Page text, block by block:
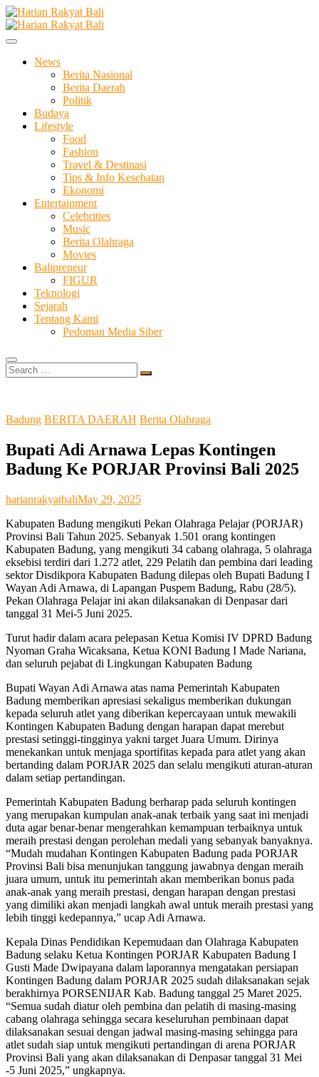
Skip
to
content
Harian Rakyat Bali
Membangun Semangat Kehidupan dan Berbangsa
News
Berita Nasional
Berita Daerah
Politik
Budaya
Lifestyle
Food
Fashion
Travel & Destinasi
Tips & Info Kesehatan
Ekonomi
Entertainment
Celebrities
Music
Berita Olahraga
Movies
Balipreneur
FIGUR
Teknologi
Sejarah
Tentang Kami
Pedoman Media Siber
Search
…
Badung BERITA DAERAH Berita Olahraga
Bupati Adi Arnawa Lepas Kontingen
Badung Ke PORJAR Provinsi Bali 2025
harianrakyatbaliMay 29, 2025
Kabupaten Badung mengikuti Pekan Olahraga Pelajar (PORJAR)
Provinsi Bali Tahun 2025. Sebanyak 1.501 orang kontingen
Kabupaten Badung, yang mengikuti 34 cabang olahraga, 5 olahraga
eksebisi terdiri dari 1.272 atlet, 229 Pelatih dan pembina dari leading
sektor Disdikpora Kabupaten Badung dilepas oleh Bupati Badung I
Wayan Adi Arnawa, di Lapangan Puspem Badung, Rabu (28/5).
Pekan Olahraga Pelajar ini akan dilaksanakan di Denpasar dari
tanggal 31 Mei-5 Juni 2025.
Turut hadir dalam acara pelepasan Ketua Komisi IV DPRD Badung
Nyoman Graha Wicaksana, Ketua KONI Badung I Made Nariana,
dan seluruh pejabat di Lingkungan Kabupaten Badung
Bupati Wayan Adi Arnawa atas nama Pemerintah Kabupaten
Badung memberikan apresiasi sekaligus memberikan dukungan
kepada seluruh atlet yang diberikan kepercayaan untuk mewakili
Kontingen Kabupaten Badung dengan harapan dapat merebut
prestasi setinggi-tingginya yakni target Juara Umum. Dirinya
menekankan untuk menjaga sportifitas kepada para atlet yang akan
bertanding dalam PORJAR 2025 dan selalu mengikuti aturan-aturan
dalam setiap pertandingan.
Pemerintah Kabupaten Badung berharap pada seluruh kontingen
yang merupakan kumpulan anak-anak terbaik yang saat ini menjadi
duta agar benar-benar mengerahkan kemampuan terbaiknya untuk
meraih prestasi dengan perolehan medali yang sebanyak banyaknya.
“Mudah mudahan Kontingen Kabupaten Badung pada PORJAR
Provinsi Bali bisa menunjukan tanggung jawabnya dengan meraih
juara umum, untuk itu pemerintah akan memberikan bonus pada
anak-anak yang meraih prestasi, dengan harapan dengan prestasi
yang dimiliki akan menjadi langkah awal untuk meraih prestasi yang
lebih tinggi kedepannya,” ucap Adi Arnawa.
Kepala Dinas Pendidikan Kepemudaan dan Olahraga Kabupaten
Badung selaku Ketua Kontingen PORJAR Kabupaten Badung I
Gusti Made Dwipayana dalam laporannya mengatakan persiapan
Kontingen Badung dalam PORJAR 2025 sudah dilaksanakan sejak
berakhirnya PORSENIJAR Kab. Badung tanggal 25 Maret 2025.
“Semua sudah diatur oleh pembina dan pelatih di masing-masing
cabang olahraga sehingga secara keseluruhan pembinaan dapat
dilaksanakan sesuai dengan jadwal masing-masing sehingga para
atlet sudah siap untuk mengikuti pertandingan di arena PORJAR
Provinsi Bali yang akan dilaksanakan di Denpasar tanggal 31 Mei
-5 Juni 2025,” ungkapnya.